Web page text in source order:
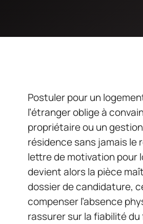
Postuler pour un
l’étranger oblige à
propriétaire ou un
résidence sans jamais le
lettre de motivation pour
devient alors la pièce
dossier de candidature,
compenser l’absence
rassurer sur la fiabilité